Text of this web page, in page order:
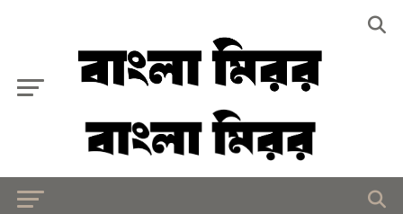
আইন - আদালত